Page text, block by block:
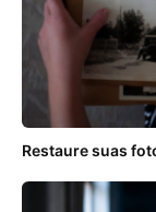
Restaure suas